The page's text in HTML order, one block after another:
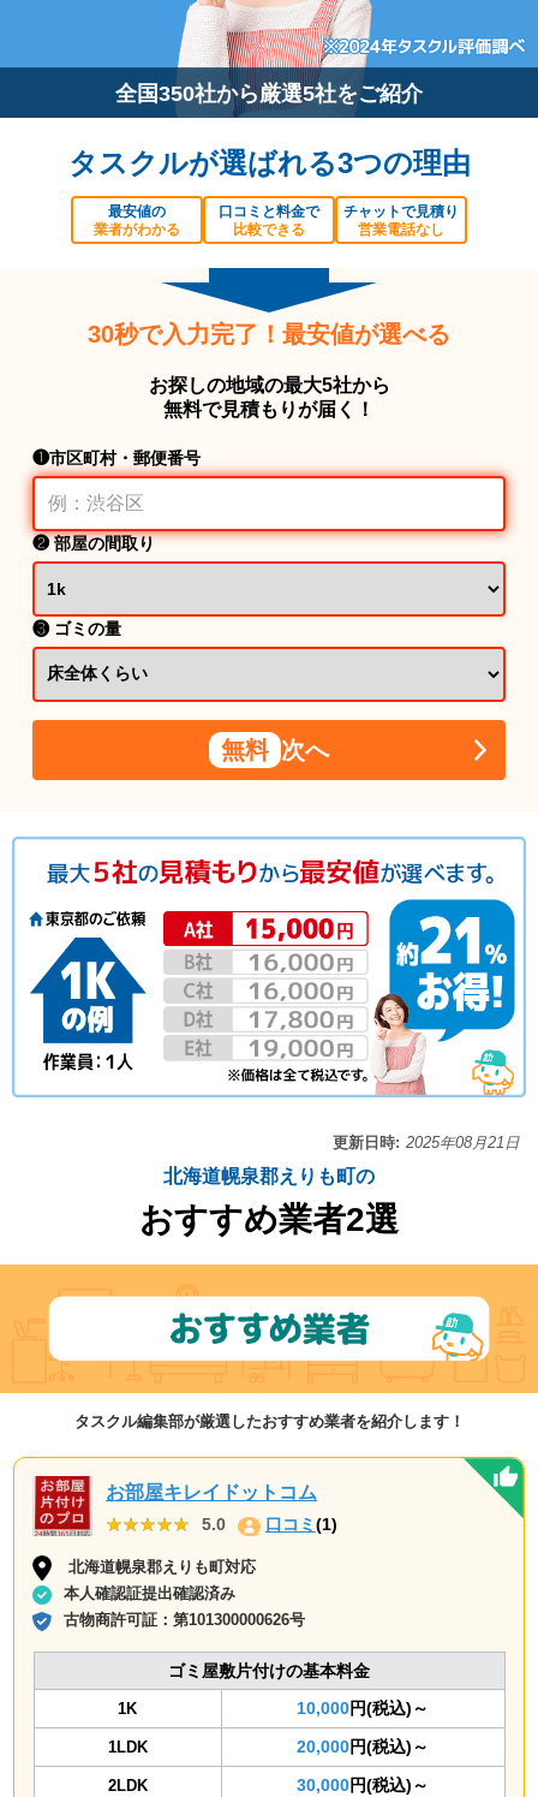
全国350社から厳選5社をご紹介
タスクルが選ばれる3つの理由
最安値の
業者がわかる
口コミと料金で
比較できる
チャットで見積り
営業電話なし
30秒で入力完了！最安値が選べる
お探しの地域の最大5社から
無料で見積もりが届く！
❶市区町村・郵便番号
❷ 部屋の間取り
❸ ゴミの量
無料 次へ
更新日時: 2025年08月21日
北海道幌泉郡えりも町の
おすすめ業者2選
タスクル編集部が厳選したおすすめ業者を紹介します！
お部屋キレイドットコム
★★★★★
★★★★★ 5.0 口コミ(1)
北海道幌泉郡えりも町対応
本人確認証提出確認済み
古物商許可証：第101300000626号
ゴミ屋敷片付けの基本料金
1K 10,000円(税込)～
1LDK 20,000円(税込)～
2LDK 30,000円(税込)～